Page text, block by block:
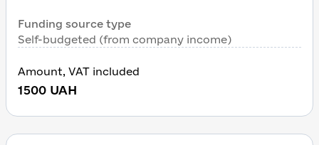
Funding source type
Self-budgeted (from company income)
Amount, VAT included
1500 UAH